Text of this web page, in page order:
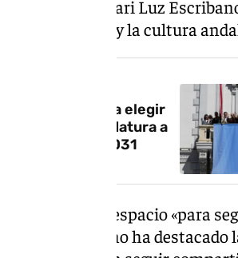
su figura. Mari Luz
de la literatura y la cultura
para elegir
de la candidatura a
de la Cultura 2031
Salón será un espacio «para
tal y como ha destacado